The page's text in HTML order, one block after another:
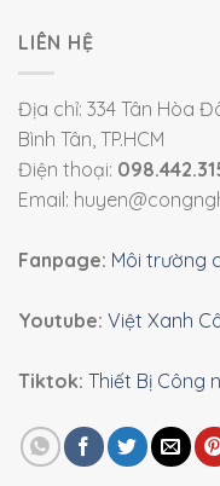
LIÊN HỆ
Địa chỉ: 334 Tân Hòa
Bình Tân, TP.HCM
Điện thoại:
Email:
Fanpage: Môi trường
Youtube: Việt Xanh
Tiktok: Thiết Bị Công